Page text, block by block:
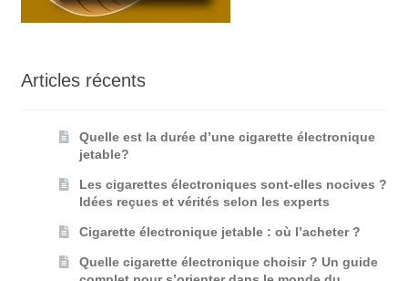
Articles récents
Quelle est la durée d’une cigarette électronique
jetable?
Les cigarettes électroniques sont-elles nocives ?
Idées reçues et vérités selon les experts
Cigarette électronique jetable : où l’acheter ?
Quelle cigarette électronique choisir ? Un guide